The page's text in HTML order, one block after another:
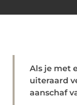
Als je met
uiteraard
aanschaf